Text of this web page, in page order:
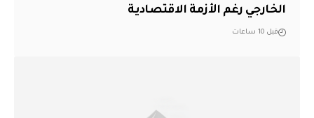
الخارجي رغم الأزمة الاقتصادية
قبل 10 ساعات